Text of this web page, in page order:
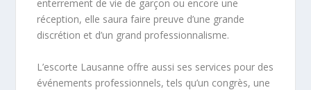
enterrement de vie de garçon ou encore une
réception, elle saura faire preuve d’une grande
discrétion et d’un grand professionnalisme.
L’escorte Lausanne offre aussi ses services pour des
événements professionnels, tels qu’un congrès, une